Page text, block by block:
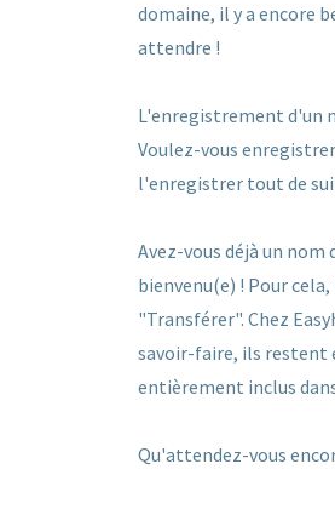
domaine, il y a encore
attendre !
L'enregistrement d'un
Voulez-vous
l'enregistrer tout de
Avez-vous déjà un
bienvenu(e) ! Pour
"Transférer". Chez
savoir-faire, ils restent
entièrement inclus
Qu'attendez-vous